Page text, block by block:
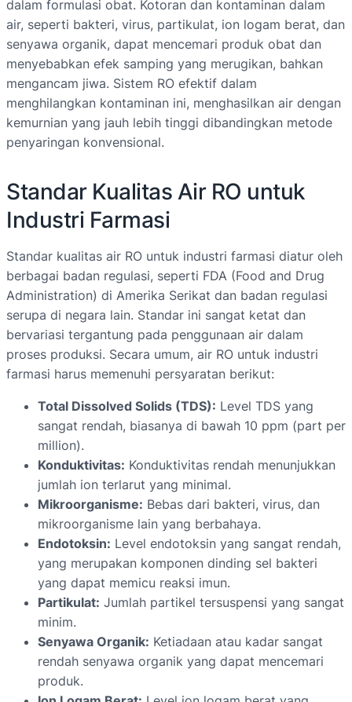
dalam formulasi obat. Kotoran dan kontaminan dalam
air, seperti bakteri, virus, partikulat, ion logam berat, dan
senyawa organik, dapat mencemari produk obat dan
menyebabkan efek samping yang merugikan, bahkan
mengancam jiwa. Sistem RO efektif dalam
menghilangkan kontaminan ini, menghasilkan air dengan
kemurnian yang jauh lebih tinggi dibandingkan metode
penyaringan konvensional.
Standar Kualitas Air RO untuk
Industri Farmasi
Standar kualitas air RO untuk industri farmasi diatur oleh
berbagai badan regulasi, seperti FDA (Food and Drug
Administration) di Amerika Serikat dan badan regulasi
serupa di negara lain. Standar ini sangat ketat dan
bervariasi tergantung pada penggunaan air dalam
proses produksi. Secara umum, air RO untuk industri
farmasi harus memenuhi persyaratan berikut:
Total Dissolved Solids (TDS): Level TDS yang
sangat rendah, biasanya di bawah 10 ppm (part per
million).
Konduktivitas: Konduktivitas rendah menunjukkan
jumlah ion terlarut yang minimal.
Mikroorganisme: Bebas dari bakteri, virus, dan
mikroorganisme lain yang berbahaya.
Endotoksin: Level endotoksin yang sangat rendah,
yang merupakan komponen dinding sel bakteri
yang dapat memicu reaksi imun.
Partikulat: Jumlah partikel tersuspensi yang sangat
minim.
Senyawa Organik: Ketiadaan atau kadar sangat
rendah senyawa organik yang dapat mencemari
produk.